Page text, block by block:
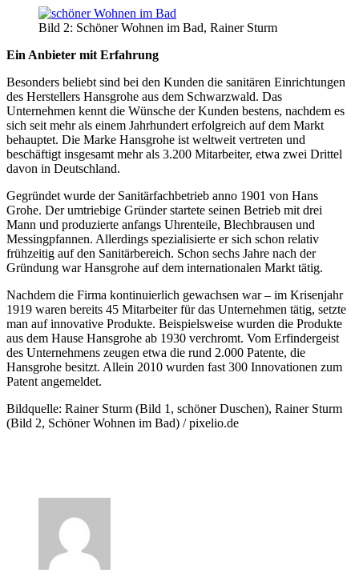
Bild 2: Schöner Wohnen im Bad, Rainer Sturm
Ein Anbieter mit Erfahrung
Besonders beliebt sind bei den Kunden die sanitären Einrichtungen
des Herstellers Hansgrohe aus dem Schwarzwald. Das
Unternehmen kennt die Wünsche der Kunden bestens, nachdem es
sich seit mehr als einem Jahrhundert erfolgreich auf dem Markt
behauptet. Die Marke Hansgrohe ist weltweit vertreten und
beschäftigt insgesamt mehr als 3.200 Mitarbeiter, etwa zwei Drittel
davon in Deutschland.
Gegründet wurde der Sanitärfachbetrieb anno 1901 von Hans
Grohe. Der umtriebige Gründer startete seinen Betrieb mit drei
Mann und produzierte anfangs Uhrenteile, Blechbrausen und
Messingpfannen. Allerdings spezialisierte er sich schon relativ
frühzeitig auf den Sanitärbereich. Schon sechs Jahre nach der
Gründung war Hansgrohe auf dem internationalen Markt tätig.
Nachdem die Firma kontinuierlich gewachsen war – im Krisenjahr
1919 waren bereits 45 Mitarbeiter für das Unternehmen tätig, setzte
man auf innovative Produkte. Beispielsweise wurden die Produkte
aus dem Hause Hansgrohe ab 1930 verchromt. Vom Erfindergeist
des Unternehmens zeugen etwa die rund 2.000 Patente, die
Hansgrohe besitzt. Allein 2010 wurden fast 300 Innovationen zum
Patent angemeldet.
Bildquelle: Rainer Sturm (Bild 1, schöner Duschen), Rainer Sturm
(Bild 2, Schöner Wohnen im Bad) / pixelio.de